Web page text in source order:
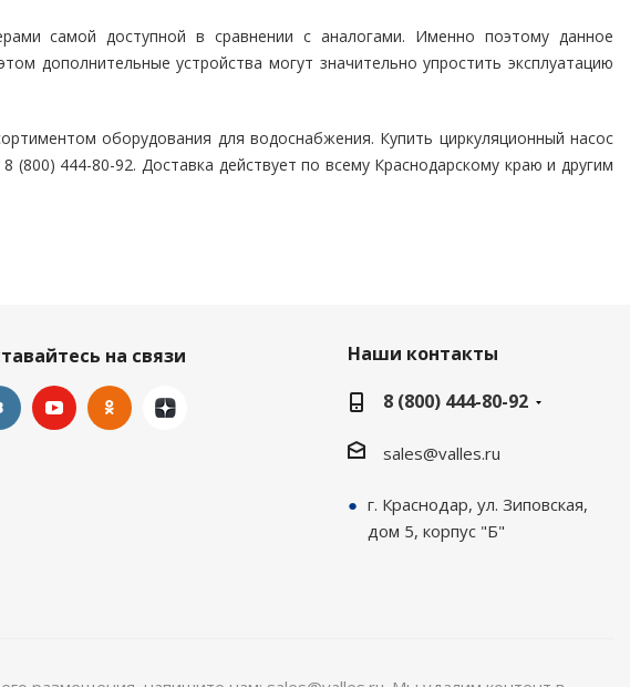
самой доступной в сравнении с аналогами. Именно поэтому данное
дополнительные устройства могут значительно упростить эксплуатацию
оборудования для водоснабжения. Купить циркуляционный насос
444-80-92. Доставка действует по всему Краснодарскому краю и другим
на связи
Наши контакты
8 (800) 444-80-92
sales@valles.ru
г. Краснодар, ул. Зиповская,
дом 5, корпус "Б"